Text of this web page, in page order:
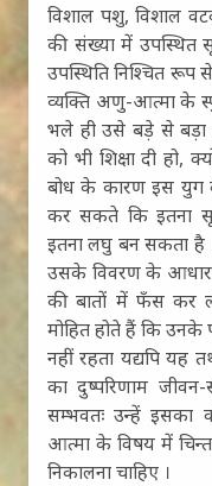
विशाल पशु, विशाल
की संख्या में उपस्थित
उपस्थिति निश्चित रूप
व्यक्ति अणु-आत्मा के
भले ही उसे बड़े से बड़ा
को भी शिक्षा दी
बोध के कारण इस युग
कर सकते कि इतना
इतना लघु बन सकता है
उसके विवरण के आधार
की बातों में फँस कर
मोहित होते हैं कि
नहीं रहता यद्यपि यह
का दुष्परिणाम
सम्भवतः उन्हें इसका
आत्मा के विषय में
निकालना चाहिए ।